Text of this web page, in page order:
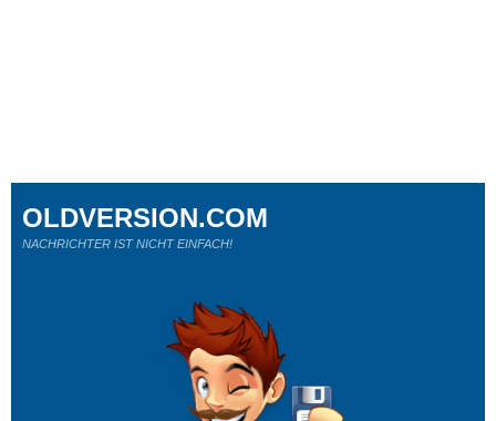
OLDVERSION.COM
NACHRICHTER IST NICHT EINFACH!